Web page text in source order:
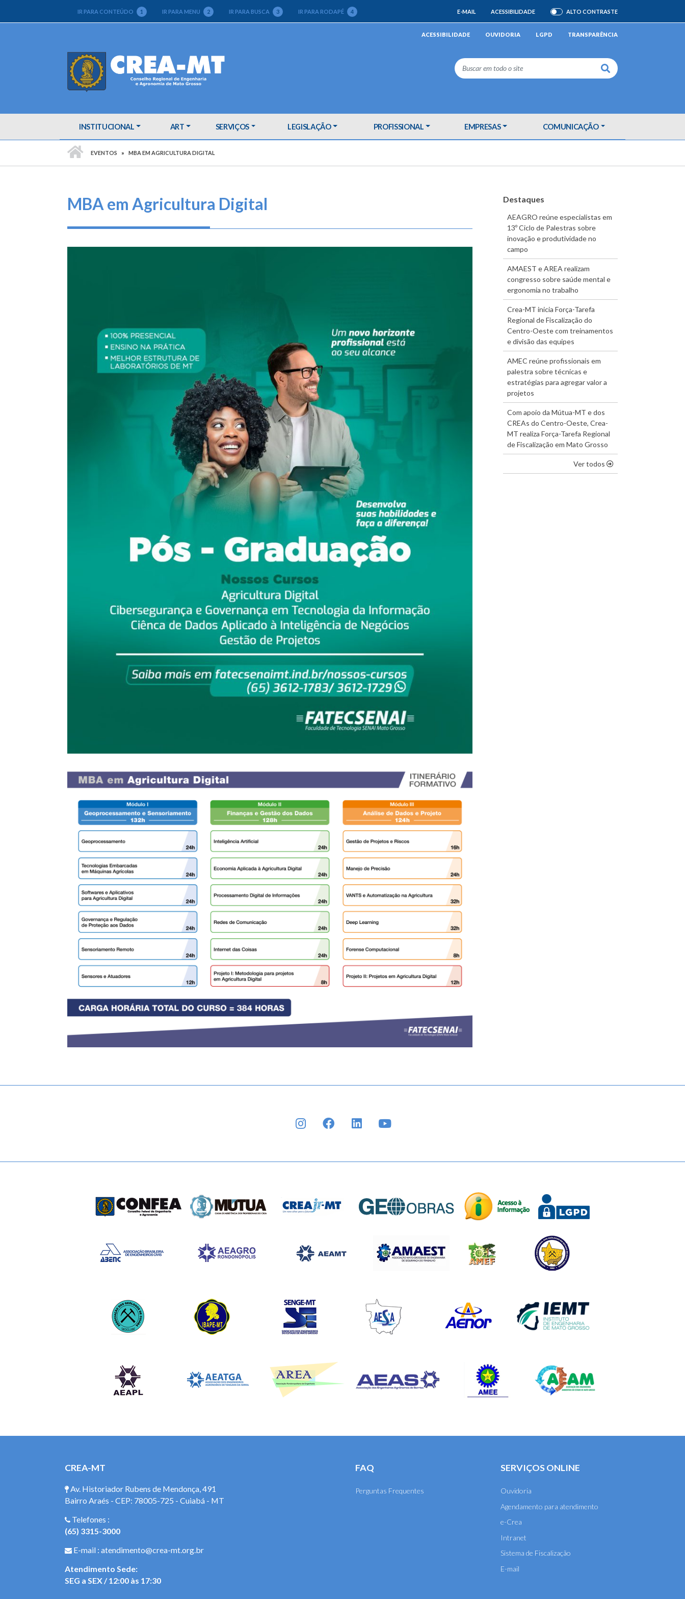
IR PARA CONTEÚDO 1 IR PARA MENU 2 IR PARA BUSCA 3 IR PARA RODAPÉ 4 E-MAIL ACESSIBILIDADE ATIVAR/DESATIVAR
ALTO CONTRASTE
ACESSIBILIDADE OUVIDORIA LGPD TRANSPARÊNCIA
Buscar
INSTITUCIONAL ART SERVIÇOS LEGISLAÇÃO PROFISSIONAL EMPRESAS COMUNICAÇÃO
EVENTOS MBA EM AGRICULTURA DIGITAL
MBA em Agricultura Digital Destaques
AEAGRO reúne especialistas em
13º Ciclo de Palestras sobre
inovação e produtividade no
campo
AMAEST e AREA realizam
congresso sobre saúde mental e
ergonomia no trabalho
Crea-MT inicia Força-Tarefa
Regional de Fiscalização do
Centro-Oeste com treinamentos
e divisão das equipes
AMEC reúne profissionais em
palestra sobre técnicas e
estratégias para agregar valor a
projetos
Com apoio da Mútua-MT e dos
CREAs do Centro-Oeste, Crea-
MT realiza Força-Tarefa Regional
de Fiscalização em Mato Grosso
Ver todos os destaques
INSTAGRAMFACEBOOKLINKEDIN
CREA-MT
Av. Historiador Rubens de Mendonça, 491
Bairro Araés - CEP: 78005-725 - Cuiabá - MT
Telefones :
(65) 3315-3000
E-mail : atendimento@crea-mt.org.br
Atendimento Sede:
SEG a SEX / 12:00 às 17:30
FAQ
Perguntas Frequentes
SERVIÇOS ONLINE
Ouvidoria
Agendamento para atendimento
e-Crea
Intranet
Sistema de Fiscalização
E-mail